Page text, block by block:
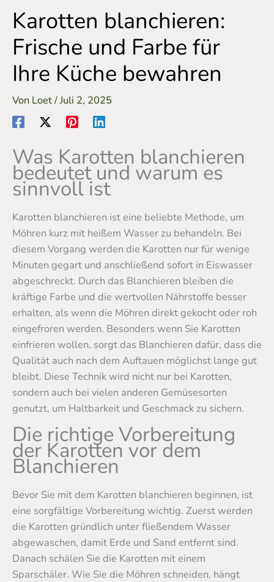
Karotten blanchieren:
Frische und Farbe für
Ihre Küche bewahren
Von Loet/Juli 2, 2025
Was Karotten blanchieren
bedeutet und warum es
sinnvoll ist
Karotten blanchieren ist eine beliebte Methode, um
Möhren kurz mit heißem Wasser zu behandeln. Bei
diesem Vorgang werden die Karotten nur für wenige
Minuten gegart und anschließend sofort in Eiswasser
abgeschreckt. Durch das Blanchieren bleiben die
kräftige Farbe und die wertvollen Nährstoffe besser
erhalten, als wenn die Möhren direkt gekocht oder roh
eingefroren werden. Besonders wenn Sie Karotten
einfrieren wollen, sorgt das Blanchieren dafür, dass die
Qualität auch nach dem Auftauen möglichst lange gut
bleibt. Diese Technik wird nicht nur bei Karotten,
sondern auch bei vielen anderen Gemüsesorten
genutzt, um Haltbarkeit und Geschmack zu sichern.
Die richtige Vorbereitung
der Karotten vor dem
Blanchieren
Bevor Sie mit dem Karotten blanchieren beginnen, ist
eine sorgfältige Vorbereitung wichtig. Zuerst werden
die Karotten gründlich unter fließendem Wasser
abgewaschen, damit Erde und Sand entfernt sind.
Danach schälen Sie die Karotten mit einem
Sparschäler. Wie Sie die Möhren schneiden, hängt